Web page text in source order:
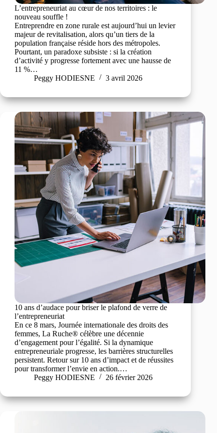
L’entrepreneuriat au cœur de nos territoires : le
nouveau souffle !
Entreprendre en zone rurale est aujourd’hui un levier
majeur de revitalisation, alors qu’un tiers de la
population française réside hors des métropoles.
Pourtant, un paradoxe subsiste : si la création
d’activité y progresse fortement avec une hausse de
11 %…
Peggy HODIESNE
3 avril 2026
10 ans d’audace pour briser le plafond de verre de
l’entrepreneuriat
En ce 8 mars, Journée internationale des droits des
femmes, La Ruche® célèbre une décennie
d’engagement pour l’égalité. Si la dynamique
entrepreneuriale progresse, les barrières structurelles
persistent. Retour sur 10 ans d’impact et de réussites
pour transformer l’envie en action.…
Peggy HODIESNE
26 février 2026